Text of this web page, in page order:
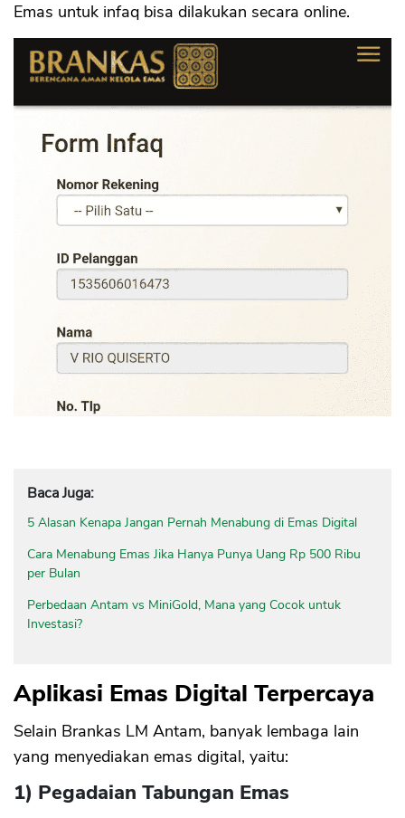
Emas untuk infaq bisa dilakukan secara online.
Baca Juga:
5 Alasan Kenapa Jangan Pernah Menabung di Emas Digital
Cara Menabung Emas Jika Hanya Punya Uang Rp 500 Ribu
per Bulan
Perbedaan Antam vs MiniGold, Mana yang Cocok untuk
Investasi?
Aplikasi Emas Digital Terpercaya
Selain Brankas LM Antam, banyak lembaga lain
yang menyediakan emas digital, yaitu:
1) Pegadaian Tabungan Emas